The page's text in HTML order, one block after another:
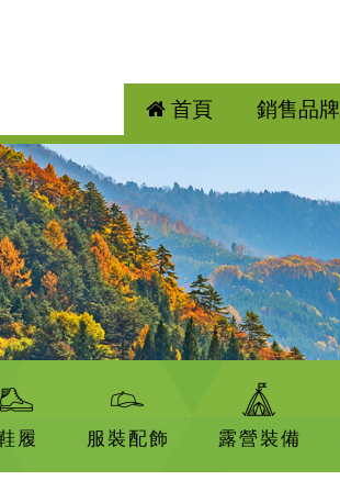
首頁 銷售品牌
履 服裝配飾 露營裝備